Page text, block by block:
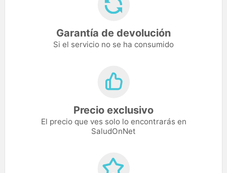
Garantía de devolución
Si el servicio no se ha consumido
Precio exclusivo
El precio que ves solo lo encontrarás en
SaludOnNet